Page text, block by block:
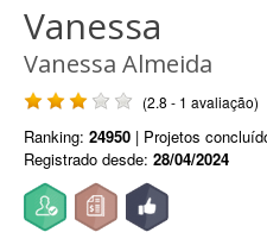
Vanessa
Vanessa Almeida
(2.8 - 1 avaliação)
Ranking: 24950 | Projetos
Registrado desde: 28/04/2024